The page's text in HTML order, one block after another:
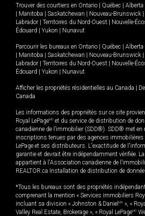
Trouver des courtiers en Ontario | Québec | Alberta
| Manitoba | Saskatchewan | Nouveau-Brunswick |
Labrador | Territoires du Nord-Ouest | Nouvelle-
Édouard | Yukon | Nunavut
Parcourir les bureaux en Ontario | Québec | Alberta
| Manitoba | Saskatchewan | Nouveau-Brunswick |
Labrador | Territoires du Nord-Ouest | Nouvelle-
Édouard | Yukon | Nunavut
Afficher les propriétés résidentielles au Canada |
Canada
Les informations des propriétés sur ce site
Royal LePageMD et du service de distribution de
canadienne de l’immobilier (SDD®). SDD® met en
inscriptions tenues par des agences immobilières
LePage et ses distributeurs. L'exactitude de
garantie et devrait être indépendamment vérifiée.
appartient à l'Association canadienne de
REALTOR.ca Installation de distribution de
*Tous les bureaux sont des propriétés
comprenant la mention « Services immobiliers
incluant sa division « Johnston & Daniel MD », «
Valley Real Estate, Brokerage », « Royal LePageMD